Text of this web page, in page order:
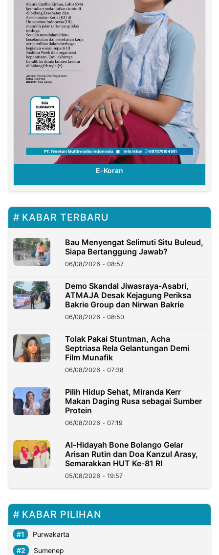
E-Koran
KABAR TERBARU
Bau Menyengat Selimuti Situ Buleud,
Siapa Bertanggung Jawab?
06/08/2026 - 08:57
Demo Skandal Jiwasraya-Asabri,
ATMAJA Desak Kejagung Periksa
Bakrie Group dan Nirwan Bakrie
06/08/2026 - 08:50
Tolak Pakai Stuntman, Acha
Septriasa Rela Gelantungan Demi
Film Munafik
06/08/2026 - 07:38
Pilih Hidup Sehat, Miranda Kerr
Makan Daging Rusa sebagai Sumber
Protein
06/08/2026 - 07:19
Al-Hidayah Bone Bolango Gelar
Arisan Rutin dan Doa Kanzul Arasy,
Semarakkan HUT Ke-81 RI
05/08/2026 - 19:57
KABAR PILIHAN
Purwakarta
Sumenep